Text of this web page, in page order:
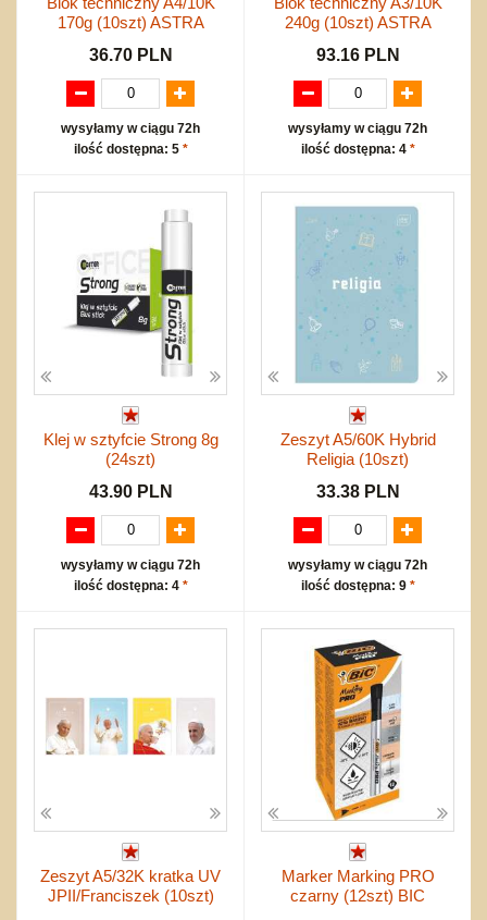
170g (10szt) ASTRA
36.70 PLN
wysyłamy w ciągu 72h
ilość dostępna: 5 *
240g (10szt) ASTRA
93.16 PLN
wysyłamy w ciągu 72h
ilość dostępna: 4 *
Klej w sztyfcie Strong 8g
(24szt)
43.90 PLN
wysyłamy w ciągu 72h
ilość dostępna: 4 *
Zeszyt A5/60K Hybrid
Religia (10szt)
33.38 PLN
wysyłamy w ciągu 72h
ilość dostępna: 9 *
Zeszyt A5/32K kratka UV
JPII/Franciszek (10szt)
Marker Marking PRO
czarny (12szt) BIC